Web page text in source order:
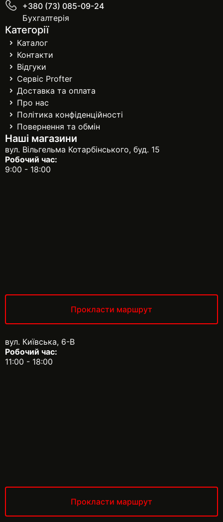
+380 (73) 085-09-24
Бухгалтерія
Категорії
Каталог
Контакти
Відгуки
Сервіс Profter
Доставка та оплата
Про нас
Політика конфіденційності
Повернення та обмін
Наші магазини
вул. Вільгельма Котарбінського, буд. 15
Робочий час:
9:00 - 18:00
Прокласти маршрут
вул. Київська, 6-В
Робочий час:
11:00 - 18:00
Прокласти маршрут